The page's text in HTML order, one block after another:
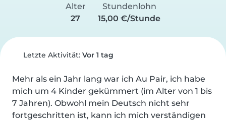
Alter
27
Stundenlohn
15,00 €/Stunde
Letzte Aktivität: Vor 1 tag
Mehr als ein Jahr lang war ich Au Pair, ich habe
mich um 4 Kinder gekümmert (im Alter von 1 bis
7 Jahren). Obwohl mein Deutsch nicht sehr
fortgeschritten ist, kann ich mich verständigen